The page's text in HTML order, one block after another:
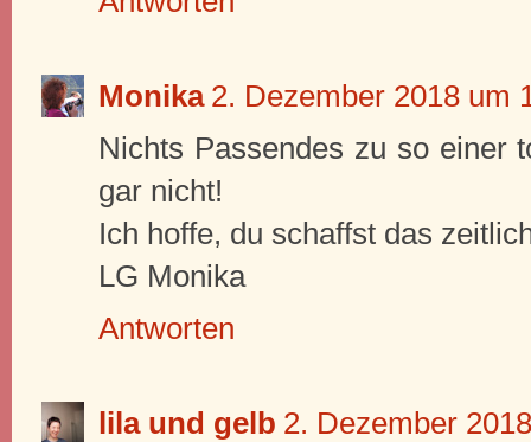
Monika 2. Dezember 2018 um
Nichts Passendes zu so einer
gar nicht!
Ich hoffe, du schaffst das
LG Monika
Antworten
lila und gelb 2. Dezember